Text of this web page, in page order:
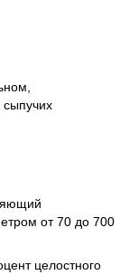
сыпучих
от 70 до 700
целостного